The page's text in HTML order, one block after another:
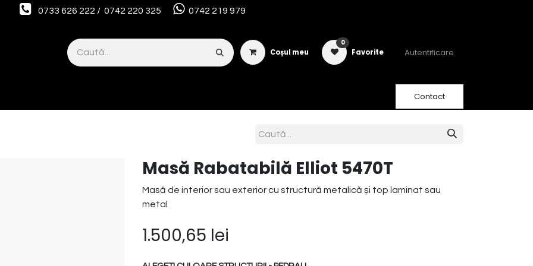
0733 626 222 / 0742 220 325 0742 219 979
Coșul meu
0
Favorite Autentificare
Contact
Masă Rabatabilă Elliot 5470T
Masă de interior sau exterior cu structură metalică și top laminat sau
metal
1.500,65 lei